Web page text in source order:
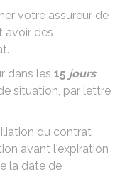
votre assureur de
avoir des
dans les 15 jours
situation, par lettre
du contrat
avant l'expiration
la date de